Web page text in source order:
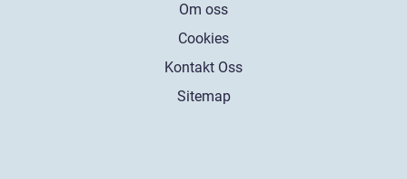
Om oss
Cookies
Kontakt Oss
Sitemap